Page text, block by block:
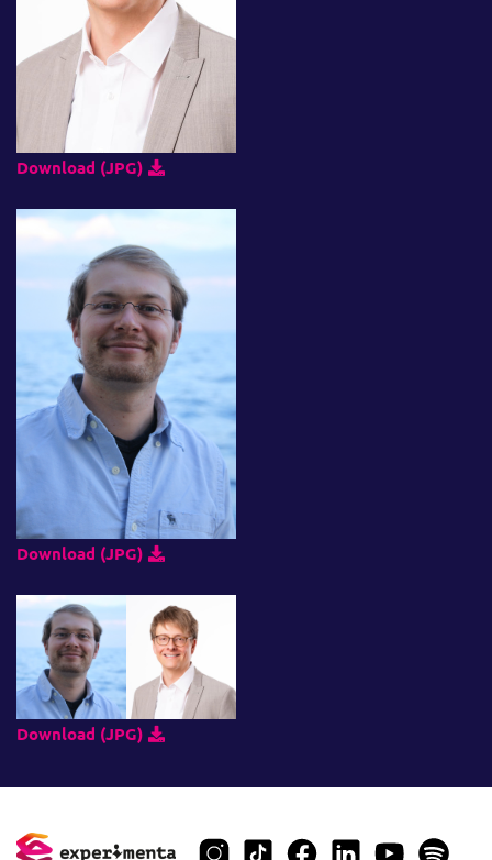
Download (JPG)
Download (JPG)
Download (JPG)